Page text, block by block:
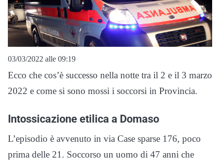
03/03/2022 alle 09:19
Ecco che cos’è successo nella notte tra il 2 e il 3 marzo
2022 e come si sono mossi i soccorsi in Provincia.
Intossicazione etilica a Domaso
L’episodio è avvenuto in via Case sparse 176, poco
prima delle 21. Soccorso un uomo di 47 anni che